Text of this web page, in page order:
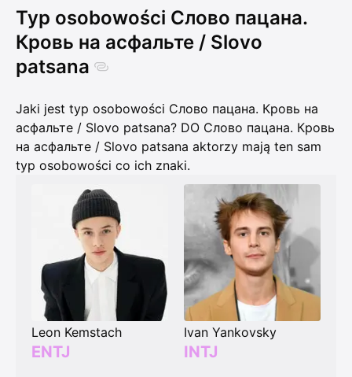
Typ osobowości Слово пацана.
Кровь на асфальте / Slovo
patsana
Jaki jest typ osobowości Слово пацана. Кровь на
асфальте / Slovo patsana? DO Слово пацана. Кровь
на асфальте / Slovo patsana aktorzy mają ten sam
typ osobowości co ich znaki.
Leon Kemstach
ENTJ
Ivan Yankovsky
INTJ